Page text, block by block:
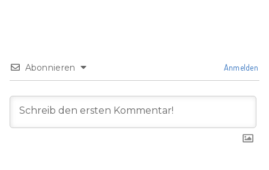
Abonnieren Anmelden